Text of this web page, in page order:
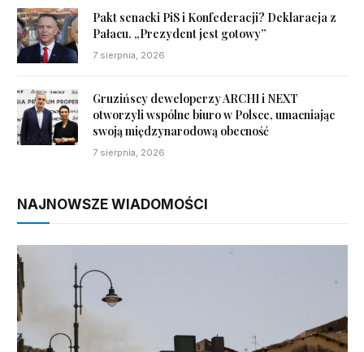
Pakt senacki PiS i Konfederacji? Deklaracja z
Pałacu. „Prezydent jest gotowy”
7 sierpnia, 2026
Gruzińscy deweloperzy ARCHI i NEXT
otworzyli wspólne biuro w Polsce, umacniając
swoją międzynarodową obecność
7 sierpnia, 2026
NAJNOWSZE WIADOMOŚCI